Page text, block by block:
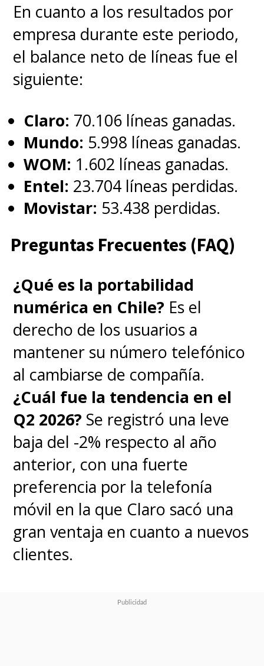
En cuanto a los resultados por
empresa durante este periodo,
el balance neto de líneas fue el
siguiente:
Claro: 70.106 líneas ganadas.
Mundo: 5.998 líneas ganadas.
WOM: 1.602 líneas ganadas.
Entel: 23.704 líneas perdidas.
Movistar: 53.438 perdidas.
Preguntas Frecuentes (FAQ)
¿Qué es la portabilidad
numérica en Chile? Es el
derecho de los usuarios a
mantener su número telefónico
al cambiarse de compañía.
¿Cuál fue la tendencia en el
Q2 2026? Se registró una leve
baja del -2% respecto al año
anterior, con una fuerte
preferencia por la telefonía
móvil en la que Claro sacó una
gran ventaja en cuanto a nuevos
clientes.